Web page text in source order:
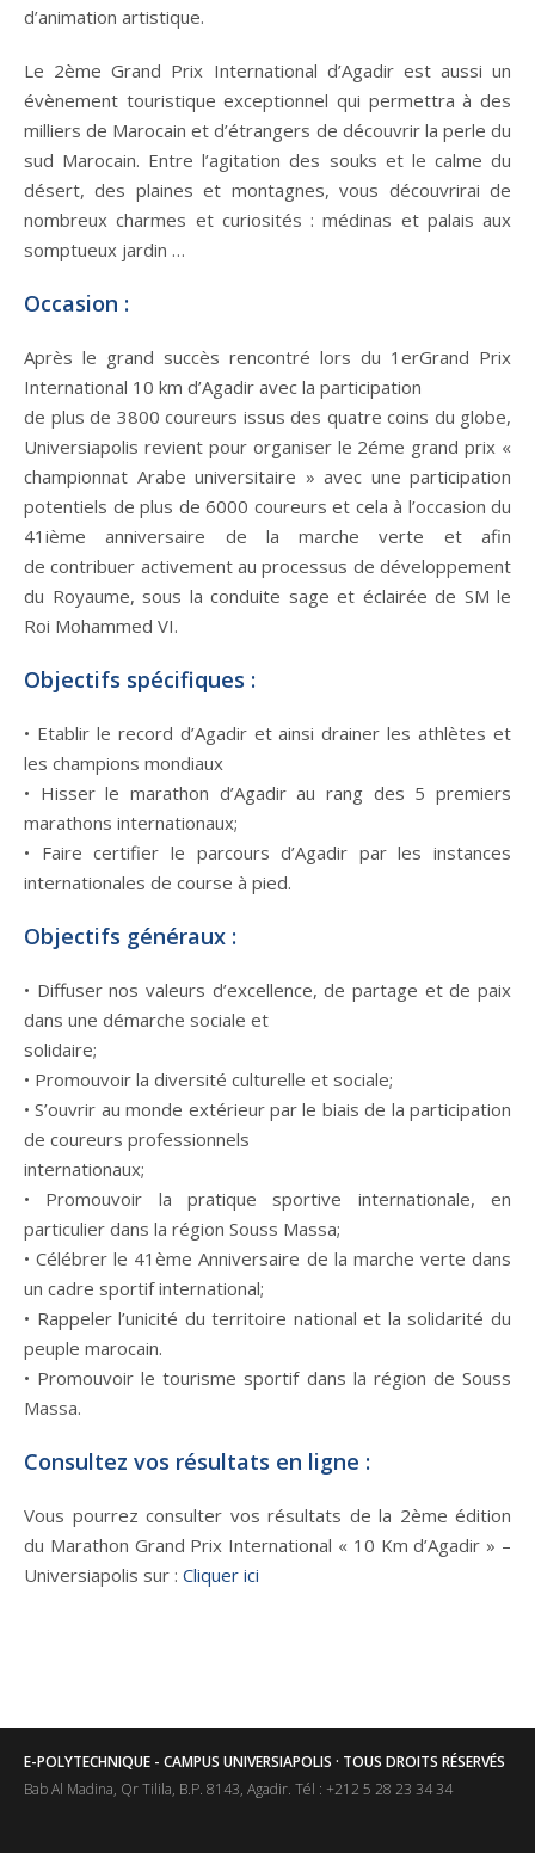
d’animation artistique.
Le 2ème Grand Prix International d’Agadir est aussi un
évènement touristique exceptionnel qui permettra à des
milliers de Marocain et d’étrangers de découvrir la perle du
sud Marocain. Entre l’agitation des souks et le calme du
désert, des plaines et montagnes, vous découvrirai de
nombreux charmes et curiosités : médinas et palais aux
somptueux jardin …
Occasion :
Après le grand succès rencontré lors du 1erGrand Prix
International 10 km d’Agadir avec la participation
de plus de 3800 coureurs issus des quatre coins du globe,
Universiapolis revient pour organiser le 2éme grand prix «
championnat Arabe universitaire » avec une participation
potentiels de plus de 6000 coureurs et cela à l’occasion du
41ième anniversaire de la marche verte et afin
de contribuer activement au processus de développement
du Royaume, sous la conduite sage et éclairée de SM le
Roi Mohammed VI.
Objectifs spécifiques :
• Etablir le record d’Agadir et ainsi drainer les athlètes et
les champions mondiaux
• Hisser le marathon d’Agadir au rang des 5 premiers
marathons internationaux;
• Faire certifier le parcours d’Agadir par les instances
internationales de course à pied.
Objectifs généraux :
• Diffuser nos valeurs d’excellence, de partage et de paix
dans une démarche sociale et
solidaire;
• Promouvoir la diversité culturelle et sociale;
• S’ouvrir au monde extérieur par le biais de la participation
de coureurs professionnels
internationaux;
• Promouvoir la pratique sportive internationale, en
particulier dans la région Souss Massa;
• Célébrer le 41ème Anniversaire de la marche verte dans
un cadre sportif international;
• Rappeler l’unicité du territoire national et la solidarité du
peuple marocain.
• Promouvoir le tourisme sportif dans la région de Souss
Massa.
Consultez vos résultats en ligne :
Vous pourrez consulter vos résultats de la 2ème édition
du Marathon Grand Prix International « 10 Km d’Agadir » –
Universiapolis sur : Cliquer ici
E-POLYTECHNIQUE - CAMPUS UNIVERSIAPOLIS · TOUS DROITS RÉSERVÉS
Bab Al Madina, Qr Tilila, B.P. 8143, Agadir. Tél : +212 5 28 23 34 34